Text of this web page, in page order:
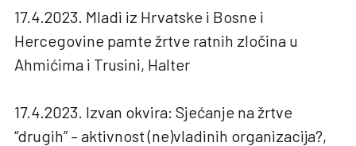
17.4.2023. Mladi iz Hrvatske i Bosne i
Hercegovine pamte žrtve ratnih zločina u
Ahmićima i Trusini, Halter
17.4.2023. Izvan okvira: Sjećanje na žrtve
“drugih” – aktivnost (ne)vladinih organizacija?,